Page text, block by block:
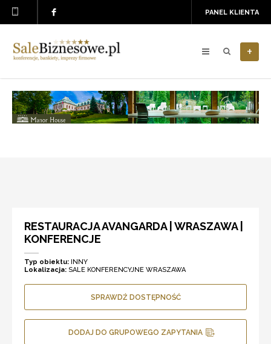
PANEL KLIENTA
+
RESTAURACJA AVANGARDA | WRASZAWA |
KONFERENCJE
Typ obiektu: INNY
Lokalizacja: SALE KONFERENCYJNE WRASZAWA
SPRAWDŹ DOSTĘPNOŚĆ
DODAJ DO GRUPOWEGO ZAPYTANIA